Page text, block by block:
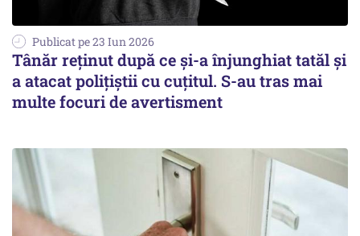
Publicat pe 23 Iun 2026
Tânăr reținut după ce și-a înjunghiat tatăl și
a atacat polițiștii cu cuțitul. S-au tras mai
multe focuri de avertisment